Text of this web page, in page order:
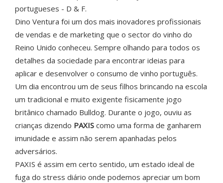
portugueses - D & F.
Dino Ventura foi um dos mais inovadores profissionais
de vendas e de marketing que o sector do vinho do
Reino Unido conheceu. Sempre olhando para todos os
detalhes da sociedade para encontrar ideias para
aplicar e desenvolver o consumo de vinho português.
Um dia encontrou um de seus filhos brincando na escola
um tradicional e muito exigente fisicamente jogo
britânico chamado Bulldog. Durante o jogo, ouviu as
crianças dizendo PAXIS como uma forma de ganharem
imunidade e assim não serem apanhadas pelos
adversários.
PAXIS é assim em certo sentido, um estado ideal de
fuga do stress diário onde podemos apreciar um bom